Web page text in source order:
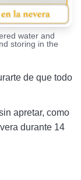
water and
storing in the
de que todo
apretar, como
durante 14